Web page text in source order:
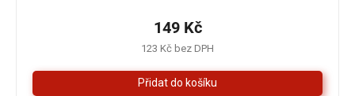
je
4,3
z
5
hvězdiček.
123 Kč bez DPH
149 Kč